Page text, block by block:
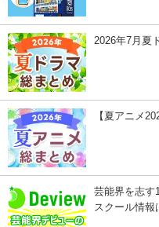
2026年7月夏
【夏アニメ
芸能界を志す
スクール情報